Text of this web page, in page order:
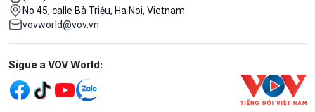
No 45, calle Bà Triệu, Ha Noi, Vietnam
vovworld@vov.vn
Mạng xã hội
Sigue a VOV World: